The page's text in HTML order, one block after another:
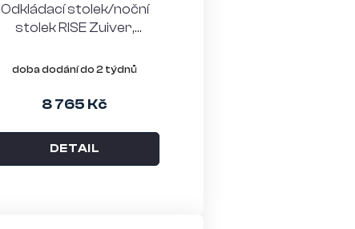
t
Odkládací stolek/noční
stolek RISE Zuiver,
hnědý
doba dodání do 2 týdnů
8 765 Kč
DETAIL